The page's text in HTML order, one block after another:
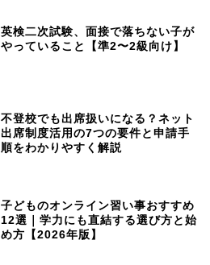
英検二次試験、面接で落ちない子が
やっていること【準2〜2級向け】
不登校でも出席扱いになる？ネット
出席制度活用の7つの要件と申請手
順をわかりやすく解説
子どものオンライン習い事おすすめ
12選｜学力にも直結する選び方と始
め方【2026年版】